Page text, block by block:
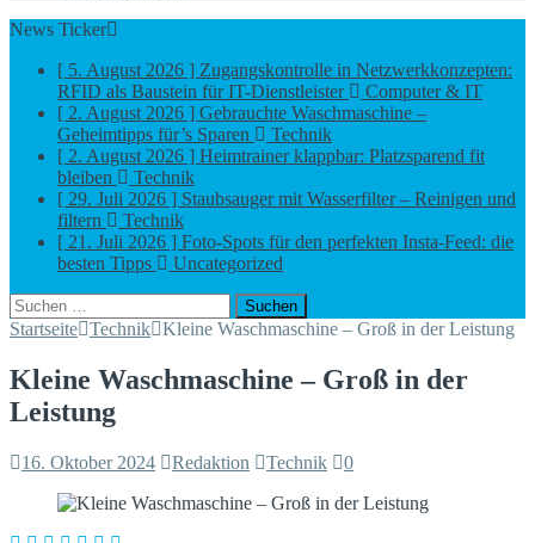
News Ticker
[ 5. August 2026 ] Zugangskontrolle in Netzwerkkonzepten:
RFID als Baustein für IT-Dienstleister
Computer & IT
[ 2. August 2026 ] Gebrauchte Waschmaschine –
Geheimtipps für’s Sparen
Technik
[ 2. August 2026 ] Heimtrainer klappbar: Platzsparend fit
bleiben
Technik
[ 29. Juli 2026 ] Staubsauger mit Wasserfilter – Reinigen und
filtern
Technik
[ 21. Juli 2026 ] Foto-Spots für den perfekten Insta-Feed: die
besten Tipps
Uncategorized
Suchen
nach:
Startseite Technik Kleine Waschmaschine – Groß in der Leistung
Kleine Waschmaschine – Groß in der
Leistung
16. Oktober 2024 Redaktion Technik 0